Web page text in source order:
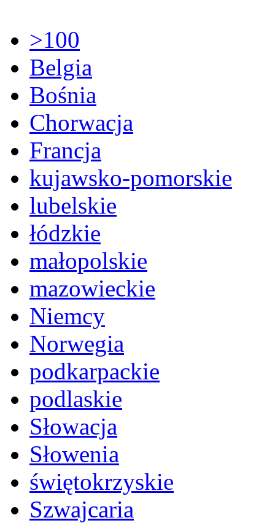
>100
Belgia
Bośnia
Chorwacja
Francja
kujawsko-pomorskie
lubelskie
łódzkie
małopolskie
mazowieckie
Niemcy
Norwegia
podkarpackie
podlaskie
Słowacja
Słowenia
świętokrzyskie
Szwajcaria